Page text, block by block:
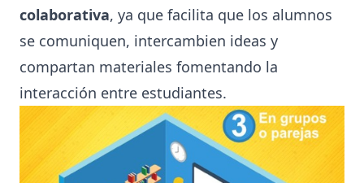
colaborativa, ya que facilita que los alumnos
se comuniquen, intercambien ideas y
compartan materiales fomentando la
interacción entre estudiantes.